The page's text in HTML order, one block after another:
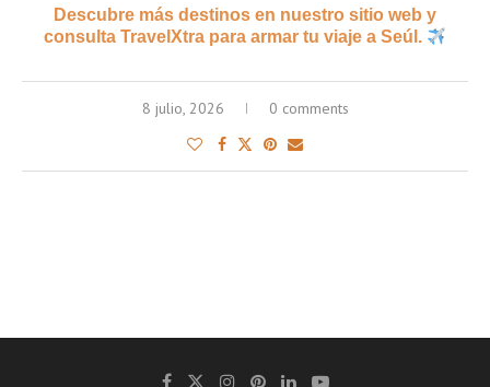
Descubre más destinos en nuestro sitio web y
consulta TravelXtra para armar tu viaje a Seúl.
8 julio, 2026 0 comments